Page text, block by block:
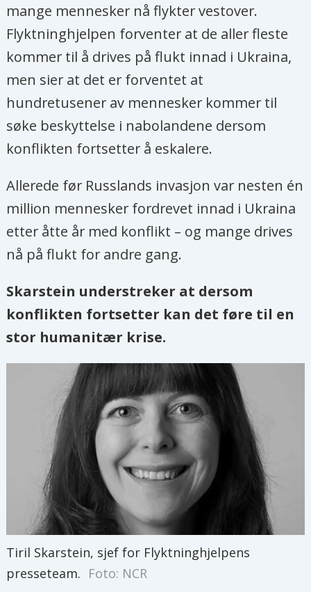
mange mennesker nå flykter vestover.
Flyktninghjelpen forventer at de aller fleste
kommer til å drives på flukt innad i Ukraina,
men sier at det er forventet at
hundretusener av mennesker kommer til
søke beskyttelse i nabolandene dersom
konflikten fortsetter å eskalere.
Allerede før Russlands invasjon var nesten én
million mennesker fordrevet innad i Ukraina
etter åtte år med konflikt – og mange drives
nå på flukt for andre gang.
Skarstein understreker at dersom
konflikten fortsetter kan det føre til en
stor humanitær krise.
Tiril Skarstein, sjef for Flyktninghjelpens
presseteam. Foto: NCR